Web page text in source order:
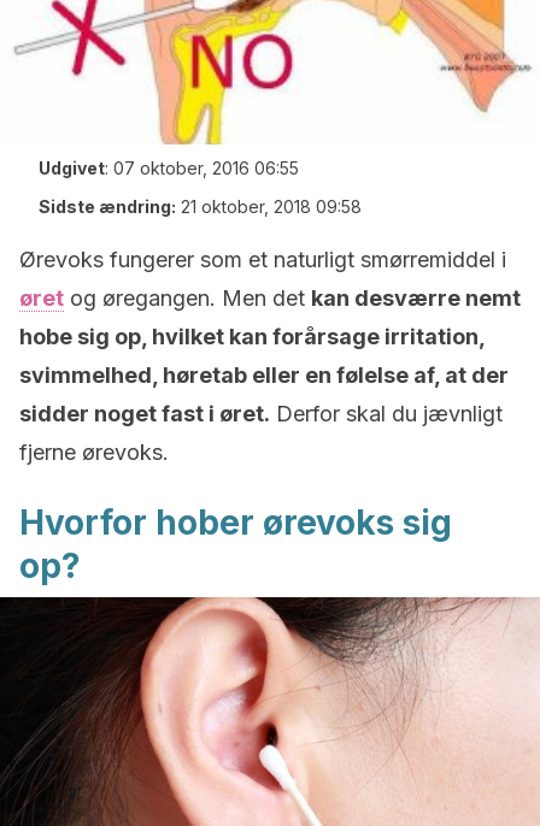
Udgivet: 07 oktober, 2016 06:55
Sidste ændring: 21 oktober, 2018 09:58
Ørevoks fungerer som et naturligt smørremiddel i
øret og øregangen. Men det kan desværre nemt
hobe sig op, hvilket kan forårsage irritation,
svimmelhed, høretab eller en følelse af, at der
sidder noget fast i øret. Derfor skal du jævnligt
fjerne ørevoks.
Hvorfor hober ørevoks sig
op?